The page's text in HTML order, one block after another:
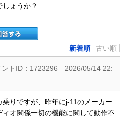
しょうか？
新着順 古い順
ントID：1723296
2026/05/14 22:
りですが、昨年にj-11のメーカー
ィオ関係一切の機能に関して動作不